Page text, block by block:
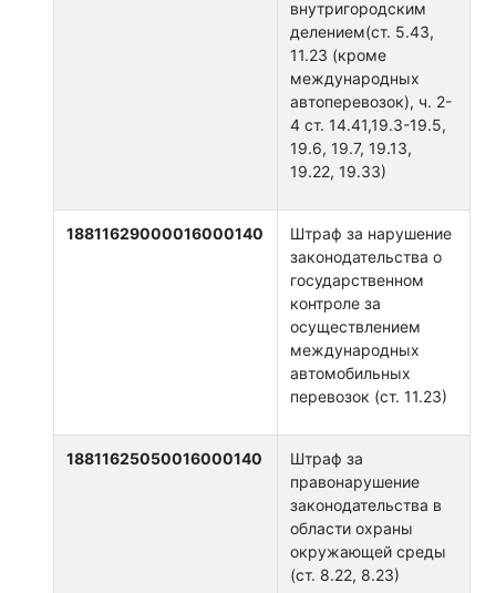
внутригородским
делением(ст. 5.43,
11.23 (кроме
международных
автоперевозок), ч. 2-
4 ст. 14.41,19.3-19.5,
19.6, 19.7, 19.13,
19.22, 19.33)
18811629000016000140
Штраф за нарушение
законодательства о
государственном
контроле за
осуществлением
международных
автомобильных
перевозок (ст. 11.23)
18811625050016000140
Штраф за
правонарушение
законодательства в
области охраны
окружающей среды
(ст. 8.22, 8.23)